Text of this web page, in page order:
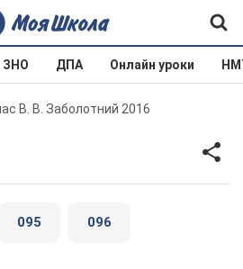
ЗНО ДПА Онлайн уроки
В. В. Заболотний 2016
095 096